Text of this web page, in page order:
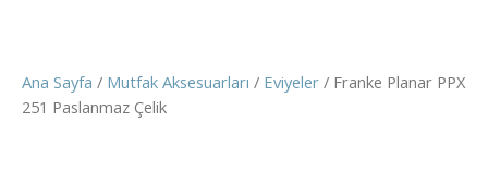
Ana Sayfa / Mutfak Aksesuarları / Eviyeler / Franke Planar PPX
251 Paslanmaz Çelik